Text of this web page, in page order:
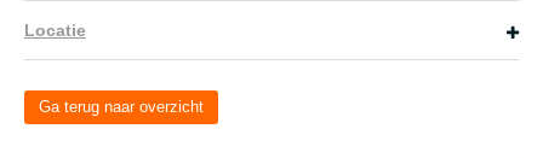
Locatie
Ga terug naar overzicht